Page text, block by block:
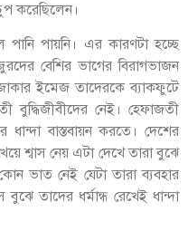
করেছিলেন।
পায়নি। এর কারণটা হচ্ছে
বেশির ভাগের বিরাগভাজন
ইমেজ তাদেরকে ব্যাকফুটে
বুদ্ধিজীবীদের নেই। হেফাজতী
ধান্দা বাস্তবায়ন করতে। দেশের
শ্বাস নেয় এটা দেখে তারা বুঝে
ভাত নেই যেটা তারা ব্যবহার
তাদের ধর্মান্ধ রেখেই ধান্দা